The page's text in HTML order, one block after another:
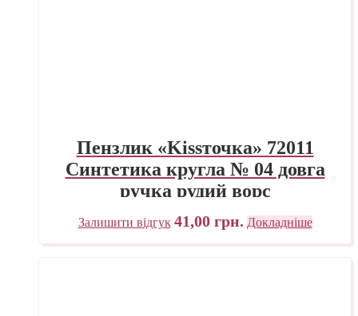
Пензлик «Kissточка» 72011
Синтетика кругла № 04 довга
ручка рудий ворс
Залишити відгук 41,00 грн. Докладніше